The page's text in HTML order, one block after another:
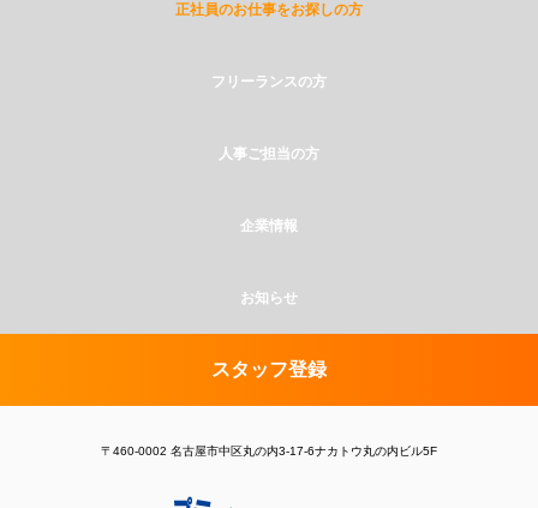
正社員のお仕事をお探しの方
フリーランスの方
人事ご担当の方
企業情報
お知らせ
スタッフ登録
〒460-0002 名古屋市中区丸の内3-17-6ナカトウ丸の内ビル5F